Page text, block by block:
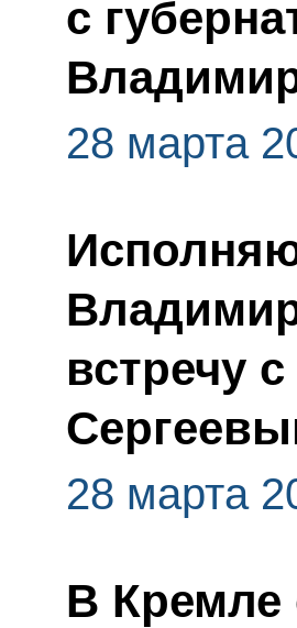
с
28 марта
встречу
28 марта
В Кремле